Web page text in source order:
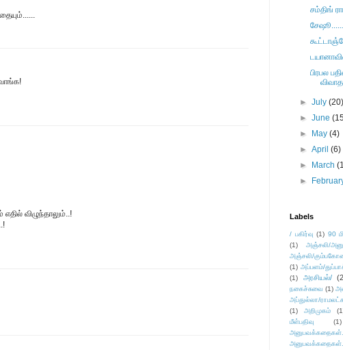
எதில் விழுந்தாலும்..!
சம்திங்
பிரபல
►July(20)
►June
►
May(4)
►April(6)
►
March
►
Labels
/ பகிர்வு (1) 90
(1)
அஞ்சலி/
அஞ்சலி/
(1) அப்பளம்/
(1)
அரசியல்/
நகைச்சுவை (1)
அப்துல்லா/
(1)
அறிமுகம்
மீள்பதிவு
(1)